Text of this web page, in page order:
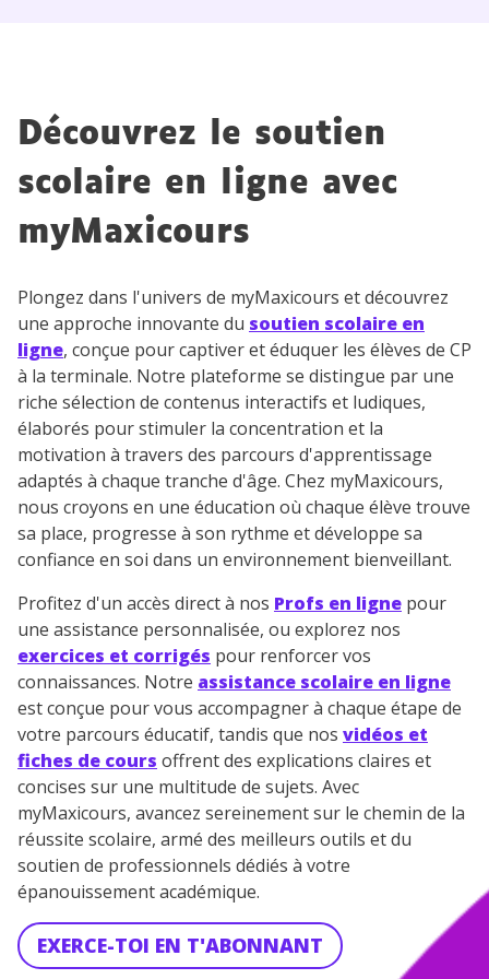
Découvrez le soutien
scolaire en ligne avec
myMaxicours
Plongez dans l'univers de myMaxicours et découvrez
une approche innovante du soutien scolaire en
ligne, conçue pour captiver et éduquer les élèves de CP
à la terminale. Notre plateforme se distingue par une
riche sélection de contenus interactifs et ludiques,
élaborés pour stimuler la concentration et la
motivation à travers des parcours d'apprentissage
adaptés à chaque tranche d'âge. Chez myMaxicours,
nous croyons en une éducation où chaque élève trouve
sa place, progresse à son rythme et développe sa
confiance en soi dans un environnement bienveillant.
Profitez d'un accès direct à nos Profs en ligne pour
une assistance personnalisée, ou explorez nos
exercices et corrigés pour renforcer vos
connaissances. Notre assistance scolaire en ligne
est conçue pour vous accompagner à chaque étape de
votre parcours éducatif, tandis que nos vidéos et
fiches de cours offrent des explications claires et
concises sur une multitude de sujets. Avec
myMaxicours, avancez sereinement sur le chemin de la
réussite scolaire, armé des meilleurs outils et du
soutien de professionnels dédiés à votre
épanouissement académique.
EXERCE-TOI EN T'ABONNANT
TESTER GRATUITEMENT
* Votre code d'accès sera envoyé à cette adresse e-mail. En
données à caractère personnel soient traitées par SEJER, sous
la marque myMaxicours, afin que SEJER puisse vous donner
accès au service de soutien scolaire pendant 24h. Pour en
savoir plus sur la gestion de vos données personnelles et
pour exercer vos droits, vous pouvez consulternotre
J’accepte de recevoir les actualités et des
communications de la part de
myMaxicours.
Votre adresse e-mail sera exclusivement utilisée pour
vous envoyer notre newsletter. Vous pourrez vous
désinscription présent dans chaque newsletter. Pour
en savoir plus sur la gestion de vos données
personnelles et pour exercer vos droits, vous pouvez
consulternotre charte.